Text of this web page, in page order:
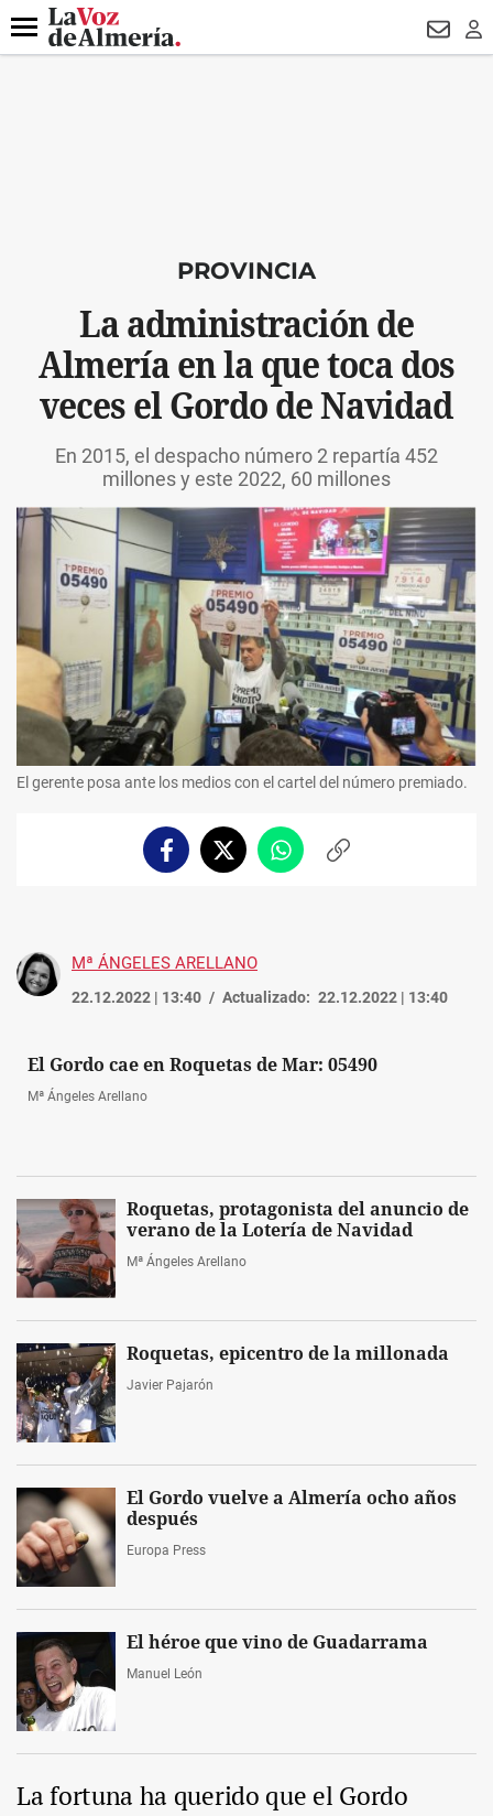
DESTACADO CONDENADOS
Menú
PROVINCIA
La administración de
Almería en la que toca dos
veces el Gordo de Navidad
En 2015, el despacho número 2 repartía 452
millones y este 2022, 60 millones
El gerente posa ante los medios con el cartel del número premiado.
FacebookTwitterWhatsappCopiar
Mª ÁNGELES ARELLANO
22.12.2022 | 13:40 Actualizado: 22.12.2022 | 13:40
El Gordo cae en Roquetas de Mar: 05490
Mª Ángeles Arellano
Roquetas, protagonista del anuncio de
verano de la Lotería de Navidad
Mª Ángeles Arellano
Roquetas, epicentro de la millonada
Javier Pajarón
El Gordo vuelve a Almería ocho años
después
Europa Press
El héroe que vino de Guadarrama
Manuel León
La fortuna ha querido que el Gordo